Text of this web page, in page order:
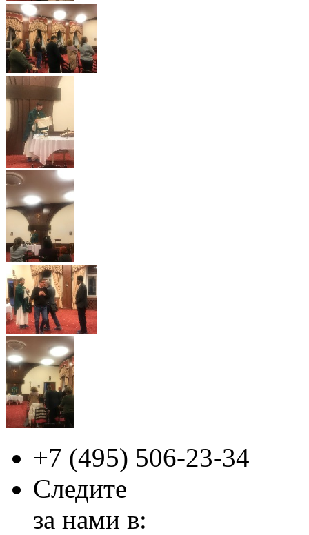
+7 (495) 506-23-34
Следите
за нами в: